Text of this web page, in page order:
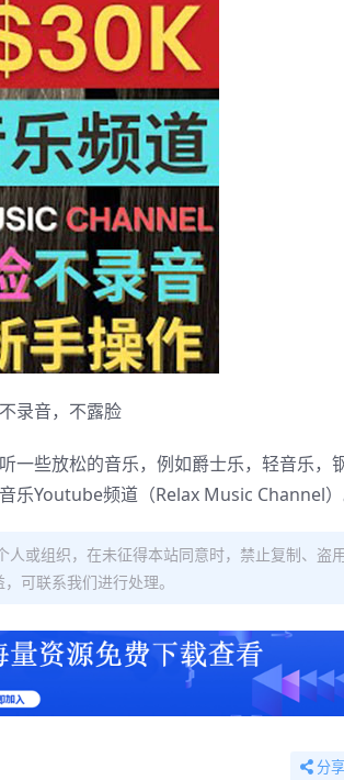
录音，不露脸
些放松的音乐，例如爵士乐，轻音乐，
乐Youtube频道（Relax Music Channel）
或组织，在未征得本站同意时，禁止复制、盗
可联系我们进行处理。
分享